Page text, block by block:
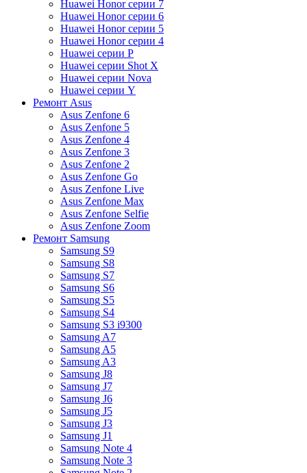
Huawei Honor серии 7
Huawei Honor серии 6
Huawei Honor серии 5
Huawei Honor серии 4
Huawei серии P
Huawei серии Shot X
Huawei серии Nova
Huawei серии Y
Ремонт Asus
Asus Zenfone 6
Asus Zenfone 5
Asus Zenfone 4
Asus Zenfone 3
Asus Zenfone 2
Asus Zenfone Go
Asus Zenfone Live
Asus Zenfone Max
Asus Zenfone Selfie
Asus Zenfone Zoom
Ремонт Samsung
Samsung S9
Samsung S8
Samsung S7
Samsung S6
Samsung S5
Samsung S4
Samsung S3 i9300
Samsung A7
Samsung A5
Samsung A3
Samsung J8
Samsung J7
Samsung J6
Samsung J5
Samsung J3
Samsung J1
Samsung Note 4
Samsung Note 3